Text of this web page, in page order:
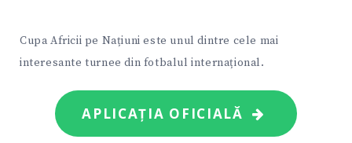
Cupa Africii pe Națiuni este unul dintre cele mai
interesante turnee din fotbalul internațional.
APLICAȚIA OFICIALĂ